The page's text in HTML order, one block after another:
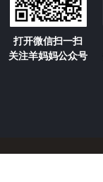
打开微信扫一扫
关注羊妈妈公众号